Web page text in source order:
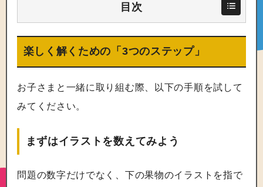
目次
楽しく解くための「3つのステップ」
お子さまと一緒に取り組む際、以下の手順を試して
みてください。
まずはイラストを数えてみよう
問題の数字だけでなく、下の果物のイラストを指で